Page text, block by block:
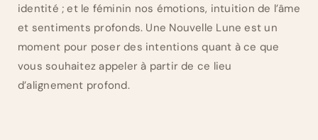
identité ; et le féminin nos émotions, intuition de l’âme
et sentiments profonds. Une Nouvelle Lune est un
moment pour poser des intentions quant à ce que
vous souhaitez appeler à partir de ce lieu
d’alignement profond.